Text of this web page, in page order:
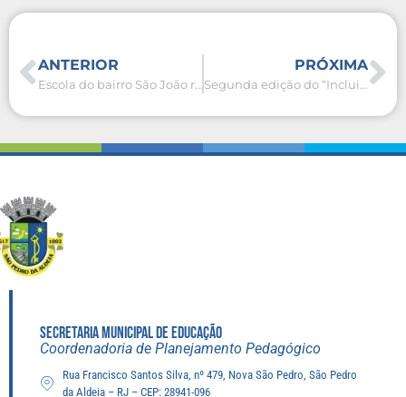
ANTERIOR PRÓXIMA
SECRETARIA MUNICIPAL DE EDUCAÇÃO
Coordenadoria de Planejamento Pedagógico
Rua Francisco Santos Silva, nº 479, Nova São Pedro, São Pedro
da Aldeia – RJ – CEP: 28941-096